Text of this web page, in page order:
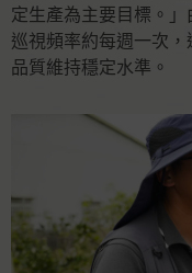
定生產為主要目標。
巡視頻率約每週一次
品質維持穩定水準。